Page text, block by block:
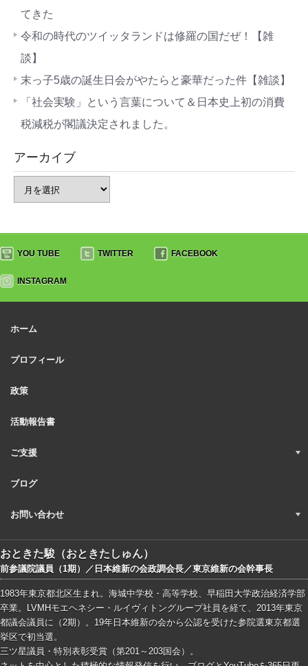
てきた
令和の時代のツイッタランドは修羅の国だぜ！【雑
談】
末っ子5歳の誕生日会がやたらと豪華だった件【雑談】
「社会実験」という言葉について＆日本史上初の消費
税減税が閣議決定されました。
アーカイブ
YOU TUBE TWITTER FACEBOOK
INSTAGRAM
ホーム
プロフィール
政策
活動報告書
ご支援
ブログ
お問い合わせ
おときた駿（おときたしゅん）
前参議院議員（1期）／日本維新の会政調会長／東京維新の会幹事長
1983年東京都北区生まれ。海城中学校・高等学校、早稲田大学政治経済学部
卒業。LVMHモエヘネシー・ルイヴィトングループ社員を経て、2013年東京
都議会議員に（2期）。19年日本維新の会から公認を受けた参院選東京都選
挙区で初当選。
三ツ星議員・特別表彰受賞（第201～203国会）。